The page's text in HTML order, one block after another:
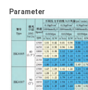
Parameter